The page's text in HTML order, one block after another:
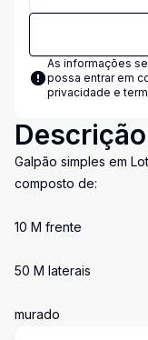
As informações
possa entrar em
privacidade e
Descrição
Galpão simples em
composto de:
10 M frente
50 M laterais
murado